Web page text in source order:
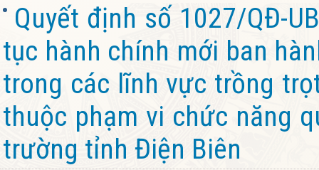
Quyết định số 1027/QĐ-
tục hành chính mới ban
trong các lĩnh vực trồng
thuộc phạm vi chức năng
trường tỉnh Điện Biên